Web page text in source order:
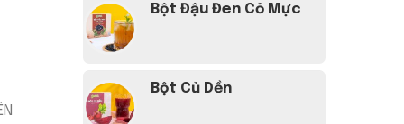
VĨ
THỐNG
Bột Đậu Đen Cỏ Mực
Bột Củ Dền